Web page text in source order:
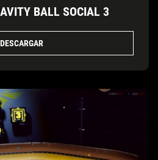
BALL SOCIAL 3
DESCARGAR